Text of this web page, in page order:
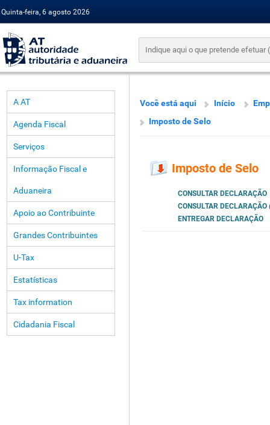
Quinta-feira, 6 agosto 2026
A AT
Agenda Fiscal
Serviços
Informação Fiscal e
Aduaneira
Apoio ao Contribuinte
Grandes Contribuintes
U-Tax
Estatísticas
Tax information
Cidadania Fiscal
Você está aqui Início
Imposto de Selo
Imposto de Selo
CONSULTAR DECLARAÇÃO
CONSULTAR DECLARAÇÃO
ENTREGAR DECLARAÇÃO